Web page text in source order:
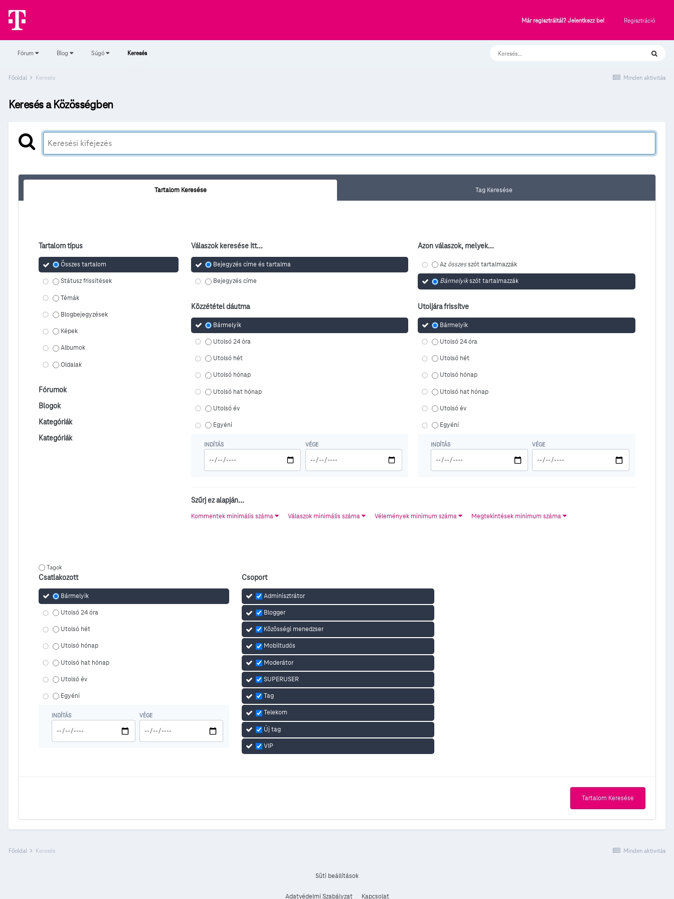
Már regisztráltál? Jelentkezz be! Regisztráció
Fórum Blog Súgó Keresés
Minden aktivitás
Főoldal Keresés
Keresés a Közösségben
Tartalom Keresése Tag Keresése
Tartalom típus
Összes tartalom
Státusz frissítések
Témák
Blogbejegyzések
Képek
Albumok
Oldalak
Fórumok
Blogok
Kategóriák
Kategóriák
Válaszok keresése itt...
Bejegyzés címe és tartalma
Bejegyzés címe
Azon válaszok, melyek...
Az összesszót tartalmazzák
Bármelyikszót tartalmazzák
Közzététel dáutma
Bármelyik
Utolsó 24 óra
Utolsó hét
Utolsó hónap
Utolsó hat hónap
Utolsó év
Egyéni
INDÍTÁS VÉGE
Utoljára frissítve
Bármelyik
Utolsó 24 óra
Utolsó hét
Utolsó hónap
Utolsó hat hónap
Utolsó év
Egyéni
INDÍTÁS VÉGE
Szűrj ez alapján...
Kommentek minimális száma Válaszok minimális száma Vélemények minimum száma Megtekintések minimum száma
Tagok
Csatlakozott
Bármelyik
Utolsó 24 óra
Utolsó hét
Utolsó hónap
Utolsó hat hónap
Utolsó év
Egyéni
INDÍTÁS VÉGE
Csoport
Adminisztrátor
Blogger
Közösségi menedzser
Mobiltudós
Moderátor
SUPERUSER
Tag
Telekom
Új tag
VIP
Tartalom Keresése
Minden aktivitás
Főoldal Keresés
Süti beállítások
Adatvédelmi Szabályzat Kapcsolat